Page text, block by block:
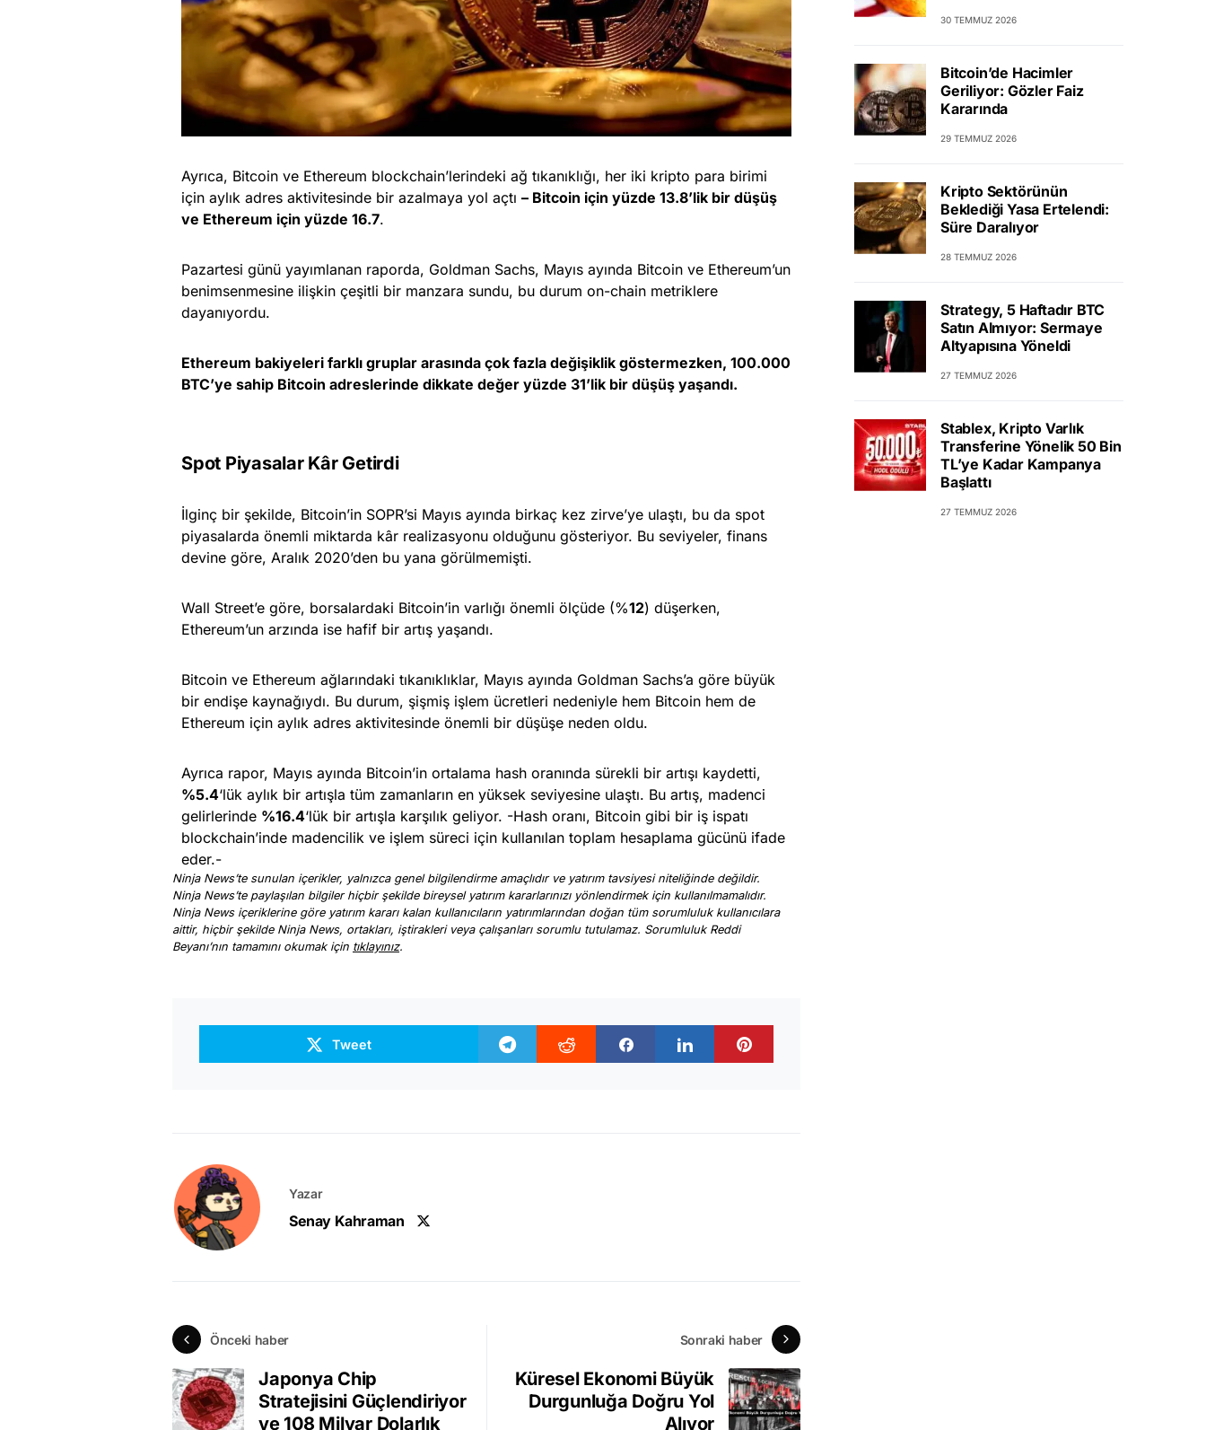
Ayrıca, Bitcoin ve Ethereum blockchain’lerindeki ağ tıkanıklığı, her iki kripto para birimi
için aylık adres aktivitesinde bir azalmaya yol açtı – Bitcoin için yüzde 13.8’lik bir düşüş
ve Ethereum için yüzde 16.7.
Pazartesi günü yayımlanan raporda, Goldman Sachs, Mayıs ayında Bitcoin ve Ethereum’un
benimsenmesine ilişkin çeşitli bir manzara sundu, bu durum on-chain metriklere
dayanıyordu.
Ethereum bakiyeleri farklı gruplar arasında çok fazla değişiklik göstermezken, 100.000
BTC’ye sahip Bitcoin adreslerinde dikkate değer yüzde 31’lik bir düşüş yaşandı.
Spot Piyasalar Kâr Getirdi
İlginç bir şekilde, Bitcoin’in SOPR’si Mayıs ayında birkaç kez zirve’ye ulaştı, bu da spot
piyasalarda önemli miktarda kâr realizasyonu olduğunu gösteriyor. Bu seviyeler, finans
devine göre, Aralık 2020’den bu yana görülmemişti.
Wall Street’e göre, borsalardaki Bitcoin’in varlığı önemli ölçüde (%12) düşerken,
Ethereum’un arzında ise hafif bir artış yaşandı.
Bitcoin ve Ethereum ağlarındaki tıkanıklıklar, Mayıs ayında Goldman Sachs’a göre büyük
bir endişe kaynağıydı. Bu durum, şişmiş işlem ücretleri nedeniyle hem Bitcoin hem de
Ethereum için aylık adres aktivitesinde önemli bir düşüşe neden oldu.
Ayrıca rapor, Mayıs ayında Bitcoin’in ortalama hash oranında sürekli bir artışı kaydetti,
%5.4‘lük aylık bir artışla tüm zamanların en yüksek seviyesine ulaştı. Bu artış, madenci
gelirlerinde %16.4‘lük bir artışla karşılık geliyor. -Hash oranı, Bitcoin gibi bir iş ispatı
blockchain’inde madencilik ve işlem süreci için kullanılan toplam hesaplama gücünü ifade
eder.-
Ninja News’te sunulan içerikler, yalnızca genel bilgilendirme amaçlıdır ve yatırım tavsiyesi niteliğinde değildir.
Ninja News’te paylaşılan bilgiler hiçbir şekilde bireysel yatırım kararlarınızı yönlendirmek için kullanılmamalıdır.
Ninja News içeriklerine göre yatırım kararı kalan kullanıcıların yatırımlarından doğan tüm sorumluluk kullanıcılara
aittir, hiçbir şekilde Ninja News, ortakları, iştirakleri veya çalışanları sorumlu tutulamaz. Sorumluluk Reddi
Beyanı’nın tamamını okumak için tıklayınız.
Tweet
Yazar
Senay Kahraman
Önceki haber
Japonya Chip
Stratejisini Güçlendiriyor
ve 108 Milyar Dolarlık
Sonraki haber
Küresel Ekonomi Büyük
Durgunluğa Doğru Yol
Alıyor
30 TEMMUZ 2026
Bitcoin’de Hacimler
Geriliyor: Gözler Faiz
Kararında
29 TEMMUZ 2026
Kripto Sektörünün
Beklediği Yasa Ertelendi:
Süre Daralıyor
28 TEMMUZ 2026
Strategy, 5 Haftadır BTC
Satın Almıyor: Sermaye
Altyapısına Yöneldi
27 TEMMUZ 2026
Stablex, Kripto Varlık
Transferine Yönelik 50 Bin
TL’ye Kadar Kampanya
Başlattı
27 TEMMUZ 2026